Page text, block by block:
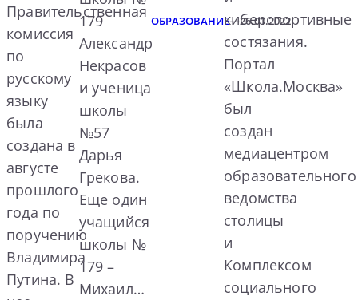
Правительственная
комиссия
по
русскому
языку
была
создана в
августе
прошлого
года по
поручению
Владимира
Путина. В
179
Александр
Некрасов
и ученица
школы
№57
Дарья
Грекова.
Еще один
учащийся
школы №
179 –
Михаил…
ОБРАЗОВАНИЕ—26.01.2022
киберспортивные
состязания.
Портал
«Школа.Москва»
был
создан
медиацентром
образовательного
ведомства
столицы
и
Комплексом
социального